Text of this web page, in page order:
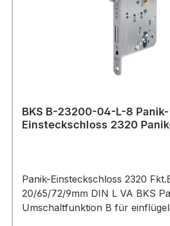
BKS B-23200-04-L-8 Panik-
Einsteckschloss 2320
Panik-Einsteckschloss 2320
20/65/72/9mm DIN L VA BKS
Umschaltfunktion B für